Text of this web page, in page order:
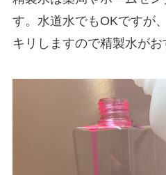
す。水道水でもOKですが
キリしますので精製水がお